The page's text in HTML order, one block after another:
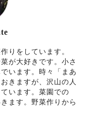
りをしています。
が大好きです。小さ
います。時々「まあ
きますが、沢山の人
います。菜園での
ます。野菜作りから